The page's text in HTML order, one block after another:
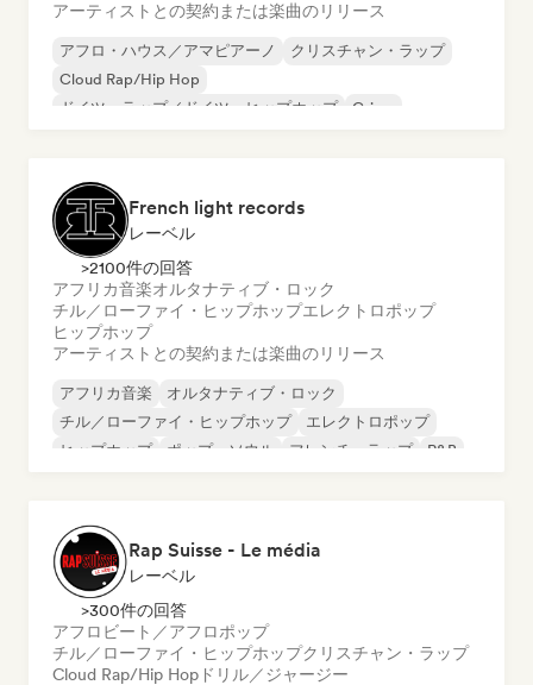
アーティストとの契約または楽曲のリリース
アフロ・ハウス／アマピアーノ
クリスチャン・ラップ
Cloud Rap/Hip Hop
ドイツ・ラップ／ドイツ・ヒップホップ
Grime
French light records
レーベル
>2100件の回答
アフリカ音楽オルタナティブ・ロック
チル／ローファイ・ヒップホップエレクトロポップ
ヒップホップ
アーティストとの契約または楽曲のリリース
アフリカ音楽
オルタナティブ・ロック
チル／ローファイ・ヒップホップ
エレクトロポップ
ヒップホップ
ポップ・ソウル フレンチ・ラップ R&B
Rap Suisse - Le média
レーベル
>300件の回答
アフロビート／アフロポップ
チル／ローファイ・ヒップホップクリスチャン・ラップ
Cloud Rap/Hip Hop ドリル／ジャージー